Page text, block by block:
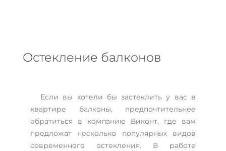
Остекление балконов
Если вы хотели бы застеклить у вас в
квартире балконы, предпочтительнее
обратиться в компанию Виконт, где вам
предложат несколько популярных видов
современного остекления. В работе